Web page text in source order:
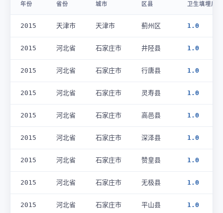
年份 省份 城市 区县 卫生填埋厂
2015 天津市 天津市 蓟州区 1.0
2015 河北省 石家庄市 井陉县 1.0
2015 河北省 石家庄市 行唐县 1.0
2015 河北省 石家庄市 灵寿县 1.0
2015 河北省 石家庄市 高邑县 1.0
2015 河北省 石家庄市 深泽县 1.0
2015 河北省 石家庄市 赞皇县 1.0
2015 河北省 石家庄市 无极县 1.0
2015 河北省 石家庄市 平山县 1.0